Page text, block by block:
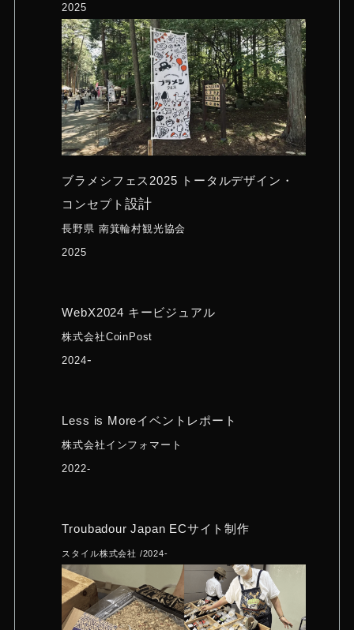
2025
ブラメシフェス2025 トータルデザイン・
コンセプト 設計
長野県 南箕輪村観光協会
2025
WebX2024 キービジュアル
株式会社CoinPost
2024-